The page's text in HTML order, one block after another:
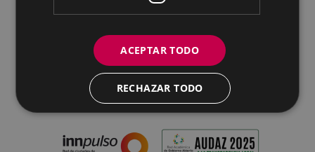
Tfnoa.: 943 70 84 00 / 010 | Faxa: 943 70 84 16 |
IFZ: P2003100A | DIR3 L01200300
ACEPTAR TODO
RECHAZAR TODO